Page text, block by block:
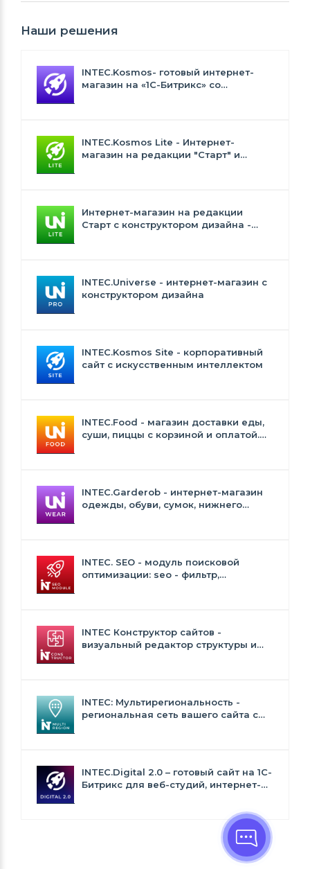
Наши решения
INTEC.Kosmos- готовый интернет-
магазин на «1С-Битрикс» со
INTEC.Kosmos Lite - Интернет-
магазин на редакции "Старт" и
Интернет-магазин на редакции
Старт с конструктором дизайна -
INTEC.Universe - интернет-магазин с
конструктором дизайна
INTEC.Kosmos Site - корпоративный
сайт с искусственным интеллектом
INTEC.Food - магазин доставки еды,
суши, пиццы с корзиной и оплатой.
INTEC.Garderob - интернет-магазин
одежды, обуви, сумок, нижнего
INTEC. SEO - модуль поисковой
оптимизации: seo - фильтр,
INTEC Конструктор сайтов -
визуальный редактор структуры и
INTEC: Мультирегиональность -
региональная сеть вашего сайта с
INTEC.Digital 2.0 – готовый сайт на 1C-
Битрикс для веб-студий, интернет-